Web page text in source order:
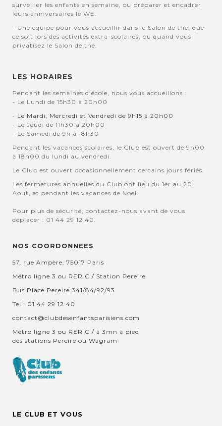
surveiller les enfants en semaine, ou préparer et encadrer
leurs anniversaires le WE.
- Une équipe pour vous accueillir dans le Salon de thé, que
ce soit lors des activités extra-scolaires, ou quand vous
privatisez le Salon de thé.
LES HORAIRES
Pendant les semaines d'école, nous vous accueillons :
- Le Lundi de 15h30 à 20h00
- Le Mardi, Mercredi et Vendredi de 9h15 à 20h00
- Le Jeudi de 11h30 à 20h00
- Le Samedi de 9h à 18h30
Pendant les vacances scolaires, le Club est ouvert de 9h00
à 18h00 du lundi au vendredi.
Le Club est ouvert occasionnellement certains jours fériés.
Les fermetures annuelles du Club ont lieu du 1er au 20
Aout, et pendant les vacances de Noel.
Pour plus de sécurité, contactez-nous avant de vous
déplacer : 01 44 29 12 40.
NOS COORDONNEES
57, rue Ampère, 75017 Paris
Métro ligne 3 ou RER C / Station Pereire
Bus Place Pereire 341/84/92/93
Tel : 01 44 29 12 40
contact@clubdesenfantsparisiens.com
Métro ligne 3 ou RER C / à 3mn à pied
des stations Pereire ou Wagram
LE CLUB ET VOUS